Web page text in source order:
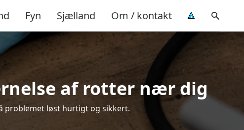
Fyn Sjælland Om / kontakt
af rotter nær dig
problemet løst hurtigt og sikkert.